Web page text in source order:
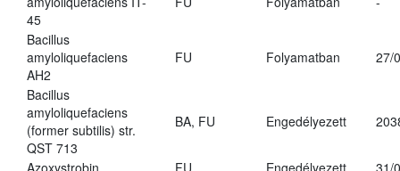
45
Bacillus
amyloliquefaciens
AH2
FU Folyamatban 27/
Bacillus
amyloliquefaciens
(former subtilis) str.
QST 713
BA, FU Engedélyezett